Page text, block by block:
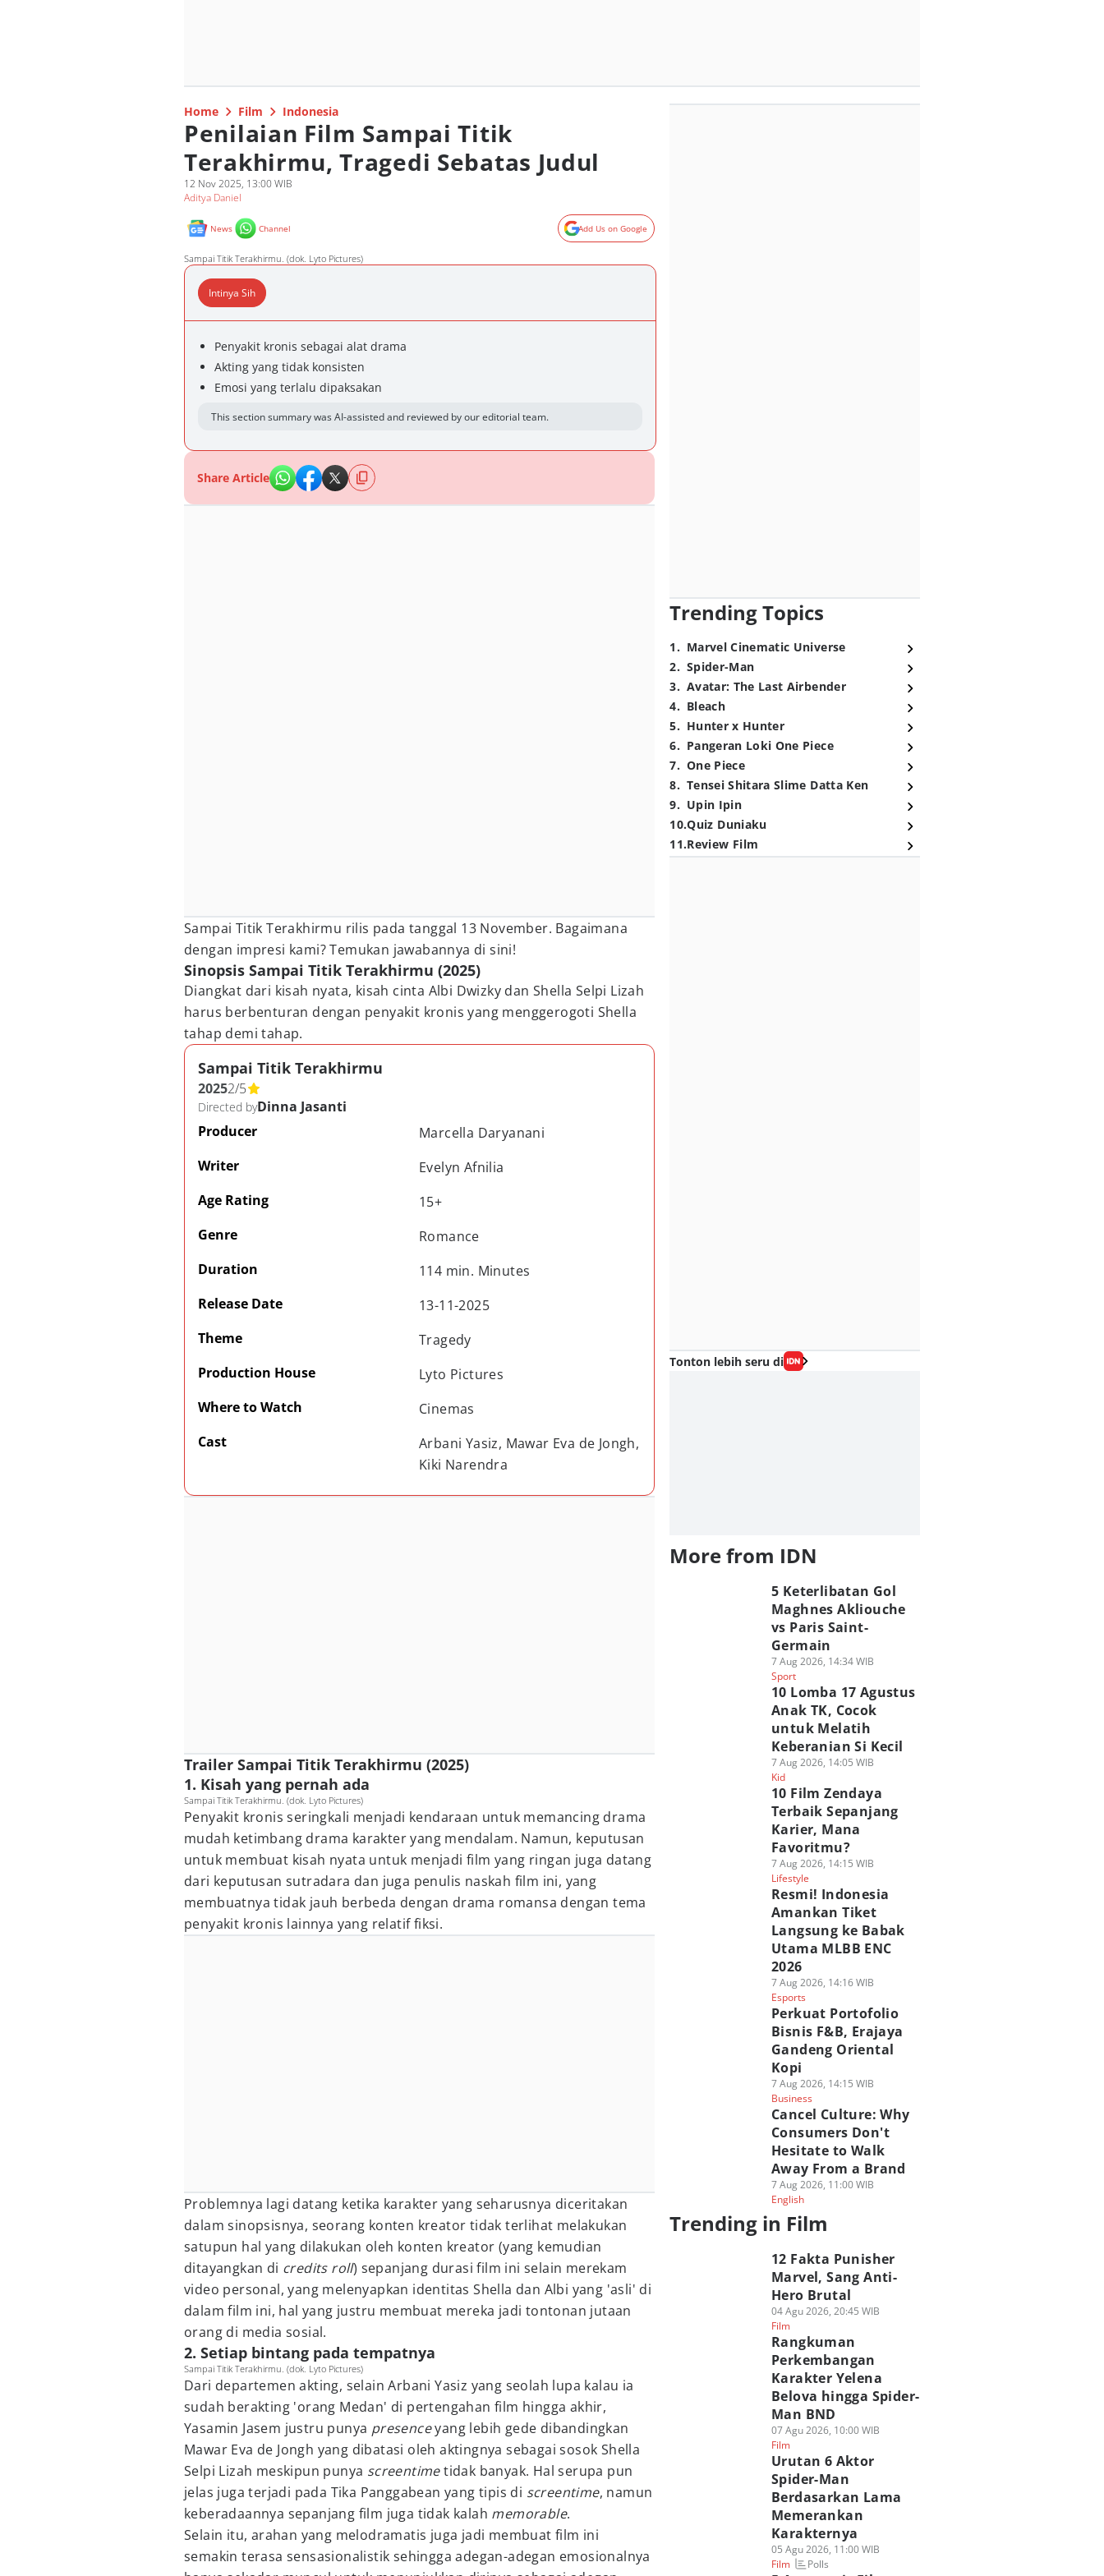
Home Film Indonesia
Penilaian Film Sampai Titik
Terakhirmu, Tragedi Sebatas Judul
12 Nov 2025, 13:00 WIB
Aditya Daniel
News Channel Add Us on Google
Sampai Titik Terakhirmu. (dok. Lyto Pictures)
Intinya Sih
Penyakit kronis sebagai alat drama
Akting yang tidak konsisten
Emosi yang terlalu dipaksakan
This section summary was AI-assisted and reviewed by our editorial team.
Share Article
Sampai Titik Terakhirmu rilis pada tanggal 13 November. Bagaimana
dengan impresi kami? Temukan jawabannya di sini!
Sinopsis Sampai Titik Terakhirmu (2025)
Diangkat dari kisah nyata, kisah cinta Albi Dwizky dan Shella Selpi Lizah
harus berbenturan dengan penyakit kronis yang menggerogoti Shella
tahap demi tahap.
Sampai Titik Terakhirmu
20252/5
Directed byDinna Jasanti
Producer
Marcella Daryanani
Writer
Evelyn Afnilia
Age Rating
15+
Genre
Romance
Duration
114 min. Minutes
Release Date
13-11-2025
Theme
Tragedy
Production House
Lyto Pictures
Where to Watch
Cinemas
Cast
Arbani Yasiz, Mawar Eva de Jongh,
Kiki Narendra
Trailer Sampai Titik Terakhirmu (2025)
1. Kisah yang pernah ada
Sampai Titik Terakhirmu. (dok. Lyto Pictures)
Penyakit kronis seringkali menjadi kendaraan untuk memancing drama
mudah ketimbang drama karakter yang mendalam. Namun, keputusan
untuk membuat kisah nyata untuk menjadi film yang ringan juga datang
dari keputusan sutradara dan juga penulis naskah film ini, yang
membuatnya tidak jauh berbeda dengan drama romansa dengan tema
penyakit kronis lainnya yang relatif fiksi.
Problemnya lagi datang ketika karakter yang seharusnya diceritakan
dalam sinopsisnya, seorang konten kreator tidak terlihat melakukan
satupun hal yang dilakukan oleh konten kreator (yang kemudian
ditayangkan di credits roll) sepanjang durasi film ini selain merekam
video personal, yang melenyapkan identitas Shella dan Albi yang 'asli' di
dalam film ini, hal yang justru membuat mereka jadi tontonan jutaan
orang di media sosial.
2. Setiap bintang pada tempatnya
Sampai Titik Terakhirmu. (dok. Lyto Pictures)
Dari departemen akting, selain Arbani Yasiz yang seolah lupa kalau ia
sudah berakting 'orang Medan' di pertengahan film hingga akhir,
Yasamin Jasem justru punya presenceyang lebih gede dibandingkan
Mawar Eva de Jongh yang dibatasi oleh aktingnya sebagai sosok Shella
Selpi Lizah meskipun punya screentimetidak banyak. Hal serupa pun
jelas juga terjadi pada Tika Panggabean yang tipis di screentime, namun
keberadaannya sepanjang film juga tidak kalah memorable.
Selain itu, arahan yang melodramatis juga jadi membuat film ini
semakin terasa sensasionalistik sehingga adegan-adegan emosionalnya
Trending Topics
1. Marvel Cinematic Universe
2. Spider-Man
3. Avatar: The Last Airbender
4. Bleach
5. Hunter x Hunter
6. Pangeran Loki One Piece
7. One Piece
8. Tensei Shitara Slime Datta Ken
9. Upin Ipin
10.Quiz Duniaku
11.Review Film
Tonton lebih seru di
More from IDN
5 Keterlibatan Gol
Maghnes Akliouche
vs Paris Saint-
Germain
7 Aug 2026, 14:34 WIB
Sport
10 Lomba 17 Agustus
Anak TK, Cocok
untuk Melatih
Keberanian Si Kecil
7 Aug 2026, 14:05 WIB
Kid
10 Film Zendaya
Terbaik Sepanjang
Karier, Mana
Favoritmu?
7 Aug 2026, 14:15 WIB
Lifestyle
Resmi! Indonesia
Amankan Tiket
Langsung ke Babak
Utama MLBB ENC
2026
7 Aug 2026, 14:16 WIB
Esports
Perkuat Portofolio
Bisnis F&B, Erajaya
Gandeng Oriental
Kopi
7 Aug 2026, 14:15 WIB
Business
Cancel Culture: Why
Consumers Don't
Hesitate to Walk
Away From a Brand
7 Aug 2026, 11:00 WIB
English
Trending in Film
12 Fakta Punisher
Marvel, Sang Anti-
Hero Brutal
04 Agu 2026, 20:45 WIB
Film
Rangkuman
Perkembangan
Karakter Yelena
Belova hingga Spider-
Man BND
07 Agu 2026, 10:00 WIB
Film
Urutan 6 Aktor
Spider-Man
Berdasarkan Lama
Memerankan
Karakternya
05 Agu 2026, 11:00 WIB
Film
Polls